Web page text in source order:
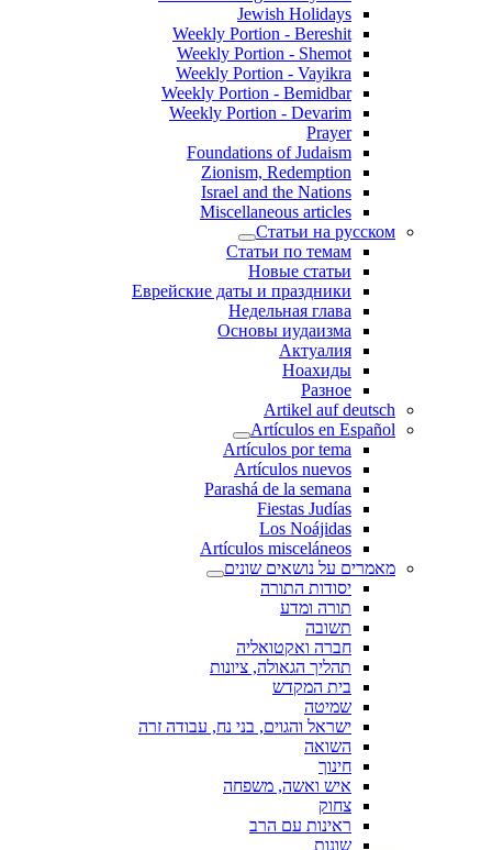
Jewish Holidays
Weekly Portion - Bereshit
Weekly Portion - Shemot
Weekly Portion - Vayikra
Weekly Portion - Bemidbar
Weekly Portion - Devarim
Prayer
Foundations of Judaism
Zionism, Redemption
Israel and the Nations
Miscellaneous articles
Статьи на русском
Статьи по темам
Новые статьи
Еврейские даты и праздники
Недельная глава
Основы иудаизма
Актуалия
Ноахиды
Разное
Artikel auf deutsch
Artículos en Español
Artículos por tema
Artículos nuevos
Parashá de la semana
Fiestas Judías
Los Noájidas
Artículos misceláneos
מאמרים על נושאים שונים
יסודות התורה
תורה ומדע
תשובה
חברה ואקטואליה
תהליך הגאולה, ציונות
בית המקדש
שמיטה
ישראל והגוים, בני נח, עבודה זרה
השואה
חינוך
איש ואשה, משפחה
צחוק
ראינות עם הרב
שונות